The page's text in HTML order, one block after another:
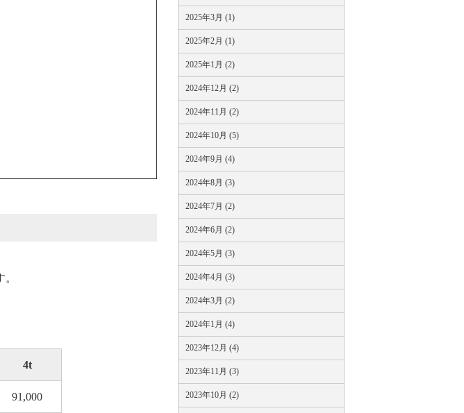
4t
91,000
2025年3月 (1)
2025年2月 (1)
2025年1月 (2)
2024年12月 (2)
2024年11月 (2)
2024年10月 (5)
2024年9月 (4)
2024年8月 (3)
2024年7月 (2)
2024年6月 (2)
2024年5月 (3)
2024年4月 (3)
2024年3月 (2)
2024年1月 (4)
2023年12月 (4)
2023年11月 (3)
2023年10月 (2)